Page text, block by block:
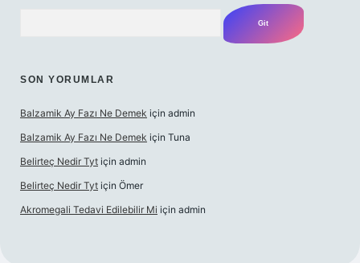
SON YORUMLAR
Balzamik Ay Fazı Ne Demek için admin
Balzamik Ay Fazı Ne Demek için Tuna
Belirteç Nedir Tyt için admin
Belirteç Nedir Tyt için Ömer
Akromegali Tedavi Edilebilir Mi için admin